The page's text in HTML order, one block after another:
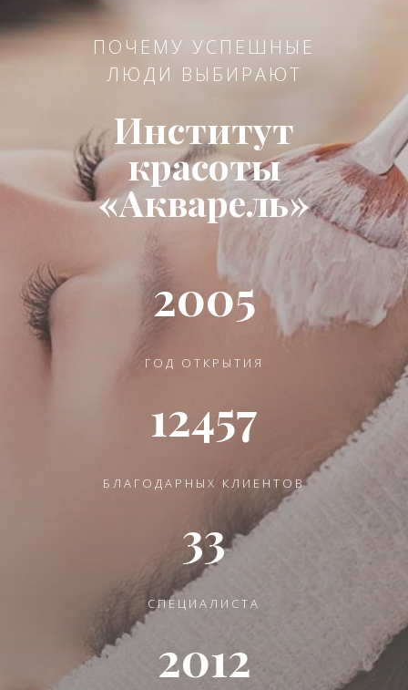
ПОЧЕМУ УСПЕШНЫЕ
ЛЮДИ ВЫБИРАЮТ
Институт
красоты
«Акварель»
2005
ГОД ОТКРЫТИЯ
12457
БЛАГОДАРНЫХ КЛИЕНТОВ
33
СПЕЦИАЛИСТА
2012